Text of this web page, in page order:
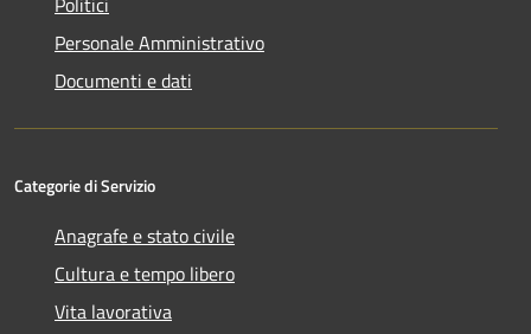
Personale Amministrativo
Documenti e dati
Categorie di Servizio
Anagrafe e stato civile
Cultura e tempo libero
Vita lavorativa